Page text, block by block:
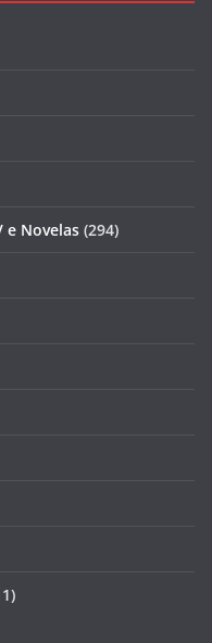
e Novelas (294)